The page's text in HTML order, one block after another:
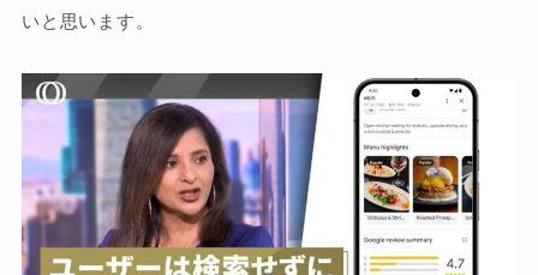
いと思います。